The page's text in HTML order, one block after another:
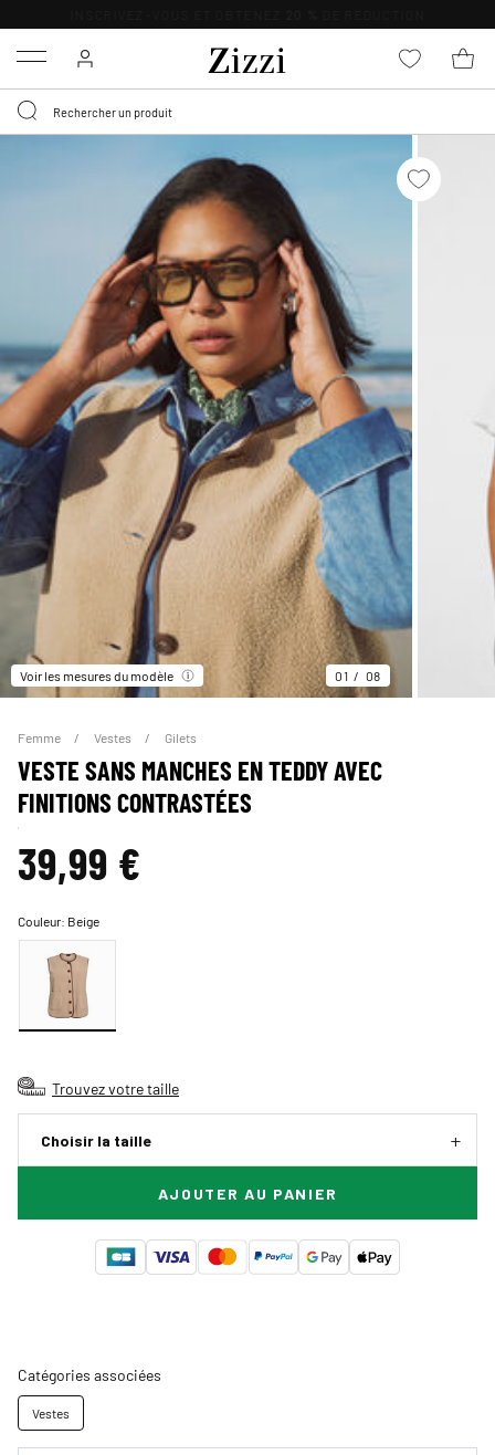
Menu
Voir les mesures du modèle 01 08
Femme Vestes Gilets
VESTE SANS MANCHES EN TEDDY AVEC
FINITIONS CONTRASTÉES
39,99 €
Couleur: Beige
Trouvez votre taille
Choisir la taille
AJOUTER AU PANIER
Catégories associées
Vestes